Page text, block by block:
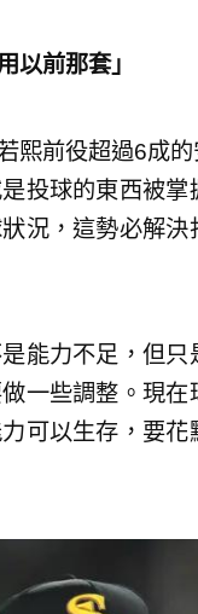
前那套」
熙前役超過6成
投球的東西被
況，這勢必解
能力不足，但
一些調整。現
可以生存，要